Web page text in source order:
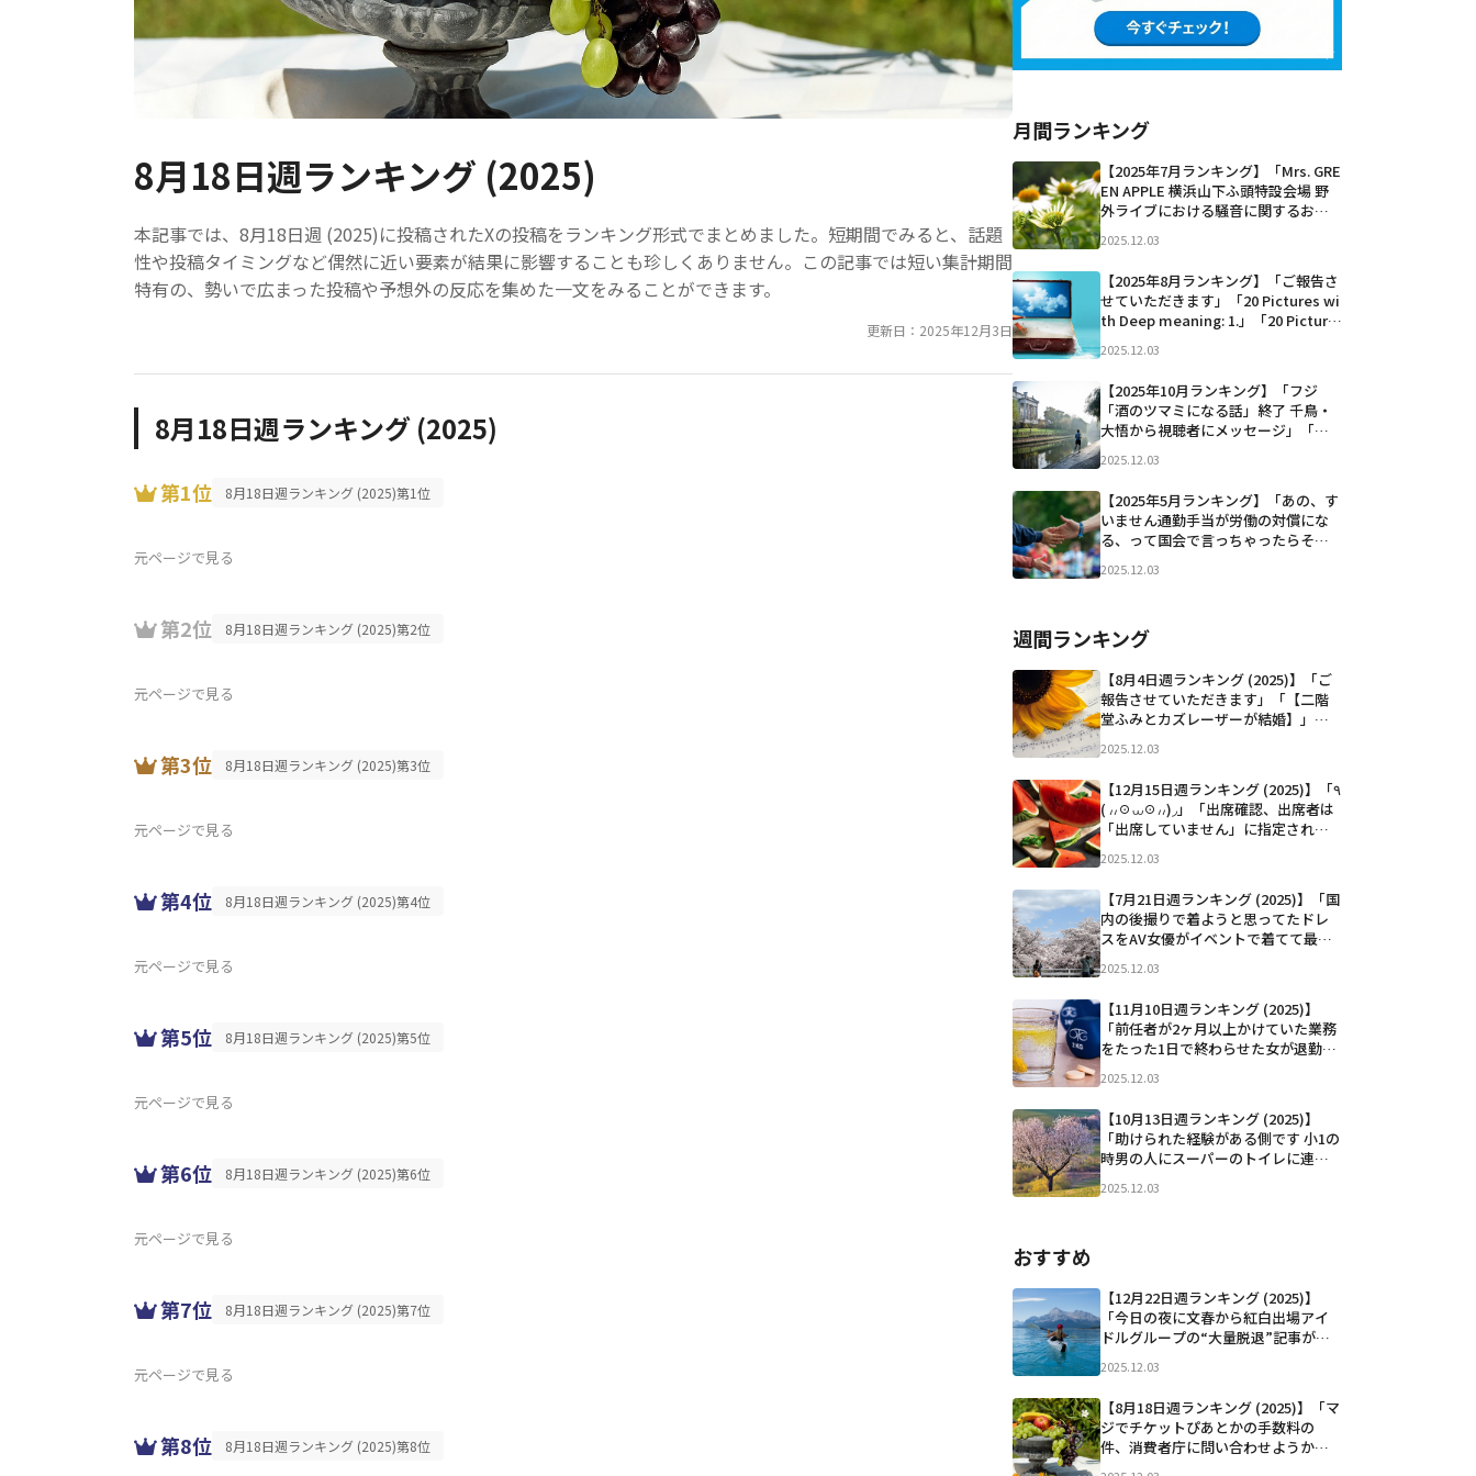
8月18日週ランキング (2025)
本記事では、8月18日週 (2025)に投稿されたXの投稿をランキング形式でまとめました。短期間でみると、話題
性や投稿タイミングなど偶然に近い要素が結果に影響することも珍しくありません。この記事では短い集計期間
特有の、勢いで広まった投稿や予想外の反応を集めた一文をみることができます。
更新日：2025年12月3日
8月18日週ランキング (2025)
第1位 8月18日週ランキング (2025)第1位
元ページで見る
第2位 8月18日週ランキング (2025)第2位
元ページで見る
第3位 8月18日週ランキング (2025)第3位
元ページで見る
第4位 8月18日週ランキング (2025)第4位
元ページで見る
第5位 8月18日週ランキング (2025)第5位
元ページで見る
第6位 8月18日週ランキング (2025)第6位
元ページで見る
第7位 8月18日週ランキング (2025)第7位
元ページで見る
第8位 8月18日週ランキング (2025)第8位
月間ランキング
【2025年7月ランキング】「Mrs. GRE
EN APPLE 横浜山下ふ頭特設会場 野
外ライブにおける騒音に関するお詫
万人超】」「一般人の顔も隠さずに
虫呼ばわりって… 酷すぎないか？こ
の人も貴方の事が好きで推して...」な
ど
2025.12.03
【2025年8月ランキング】「ご報告さ
せていただきます」「20 Pictures wi
th Deep meaning: 1.」「20 Picture
ピーセット®販売に関する大切なお知
らせと当社の...」など
2025.12.03
【2025年10月ランキング】「フジ
「酒のツマミになる話」終了 千鳥・
大悟から視聴者にメッセージ」「私
と共に！ With my wonderful ally a
nd friend, @realDonaldTrump!」
「池...」など
2025.12.03
【2025年5月ランキング】「あの、す
いません通勤手当が労働の対償にな
る、って国会で言っちゃったらそれ
認めるっていう言質みたいなもんに
たことある。ド田舎だからヤ...」など
2025.12.03
週間ランキング
【8月4日週ランキング (2025)】「ご
報告させていただきます」「【二階
堂ふみとカズレーザーが結婚】」
のいじめ事件発覚 甲子園出場を辞退
しろと大炎上中 1年生が寮でカップラ
ーメンを食べる ↓ 2年生（現3年生）
にバレて暴行 ↓ 次...」など
2025.12.03
【12月15日週ランキング (2025)】「٩
( ៸៸☉⩊☉៸៸)◞」「出席確認、出席者は
「出席していません」に指定されて
駅は火力高めの駅員さんいて、このあ
いだのアナウンスは「一つのドアに
固まらずにご乗車くださーい。信じ
られないかも知れ...」など
2025.12.03
【7月21日週ランキング (2025)】「国
内の後撮りで着ようと思ってたドレ
スをAV女優がイベントで着てて最悪
ジナル衣装だからここでしか着られ
ないし、本当に楽しみにしてたから
靴とか小物自分で揃えてコンセプト
も練ってたのに AV女優に貸...」など
2025.12.03
【11月10日週ランキング (2025)】
「前任者が2ヶ月以上かけていた業務
をたった1日で終わらせた女が退勤─
───」「Perfumeあ～ちゃん結婚
発表 お相手は一般男性「ファンの人
です！」 https://oricon.co.jp/ne...」
など
2025.12.03
【10月13日週ランキング (2025)】
「助けられた経験がある側です 小1の
時男の人にスーパーのトイレに連れ
抗したら手を思い切り引っ張れたの
2025.12.03
おすすめ
【12月22日週ランキング (2025)】
「今日の夜に文春から紅白出場アイ
ドルグループの“大量脱退”記事が出
月､佐々木心菜が脱退」「あ そういえ
ば今朝3000万の薬ぶちこみました み
なさんが国民健康保険を納めてくれ
ているお陰で、親...」など
2025.12.03
【8月18日週ランキング (2025)】「マ
ジでチケットぴあとかの手数料の
件、消費者庁に問い合わせようか